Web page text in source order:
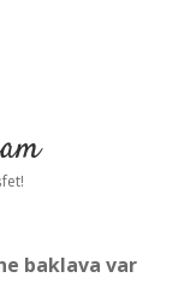
baklava var